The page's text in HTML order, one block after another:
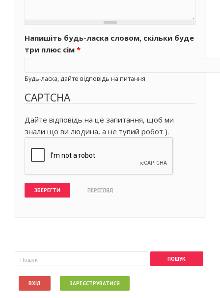
Напишіть будь-ласка словом, скільки буде
три плюс сім *
Будь-ласка, дайте відповідь на питання
CAPTCHA
Дайте відповідь на це запитання, щоб ми
знали що ви людина, а не тупий робот ).
Пошукова форма
Пошук
ВХІД ЗАРЕЄСТРУВАТИСЯ